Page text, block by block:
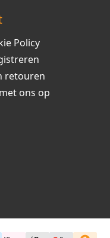
Policy
retouren
ons op